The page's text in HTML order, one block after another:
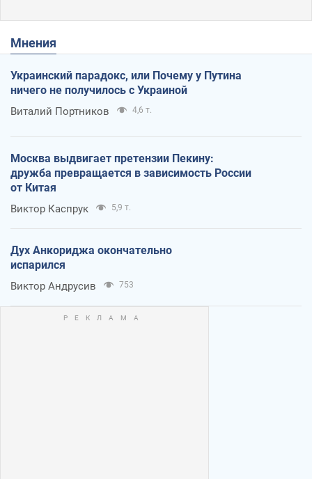
Мнения
Украинский парадокс, или Почему у Путина
ничего не получилось с Украиной
Виталий Портников 4,6 т.
Москва выдвигает претензии Пекину:
дружба превращается в зависимость России
от Китая
Виктор Каспрук 5,9 т.
Дух Анкориджа окончательно
испарился
Виктор Андрусив 753